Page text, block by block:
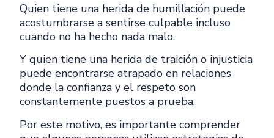
Quien tiene una herida de humillación puede
acostumbrarse a sentirse culpable incluso
cuando no ha hecho nada malo.
Y quien tiene una herida de traición o injusticia
puede encontrarse atrapado en relaciones
donde la confianza y el respeto son
constantemente puestos a prueba.
Por este motivo, es importante comprender